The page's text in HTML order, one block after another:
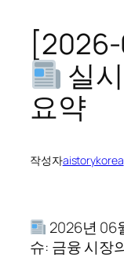
실
요약
작성자aistorykorea
2026년 06
슈: 금융 시장